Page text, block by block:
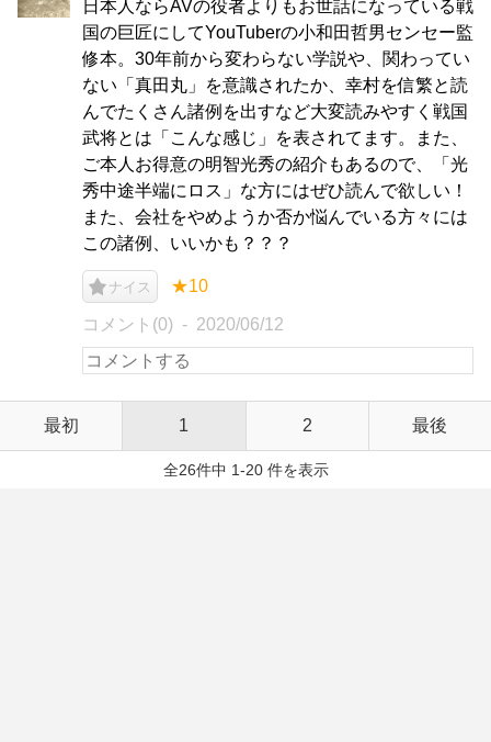
日本人ならAVの役者よりもお世話になっている戦
国の巨匠にしてYouTuberの小和田哲男センセー監
修本。30年前から変わらない学説や、関わってい
ない「真田丸」を意識されたか、幸村を信繁と読
んでたくさん諸例を出すなど大変読みやすく戦国
武将とは「こんな感じ」を表されてます。また、
ご本人お得意の明智光秀の紹介もあるので、「光
秀中途半端にロス」な方にはぜひ読んで欲しい！
また、会社をやめようか否か悩んでいる方々には
この諸例、いいかも？？？
ナイス ★10
コメント(0) 2020/06/12
最初 1 2 最後
全26件中 1-20 件を表示